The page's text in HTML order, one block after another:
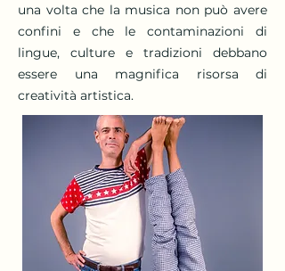
una volta che la musica non può avere
confini e che le contaminazioni di
lingue, culture e tradizioni debbano
essere una magnifica risorsa di
creatività artistica.